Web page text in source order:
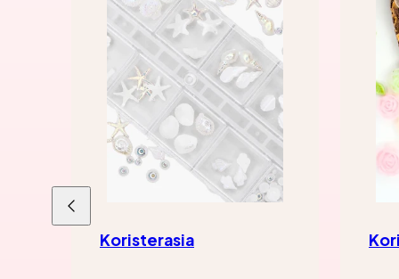
Koristerasia
Liu'uta
vasemmalle